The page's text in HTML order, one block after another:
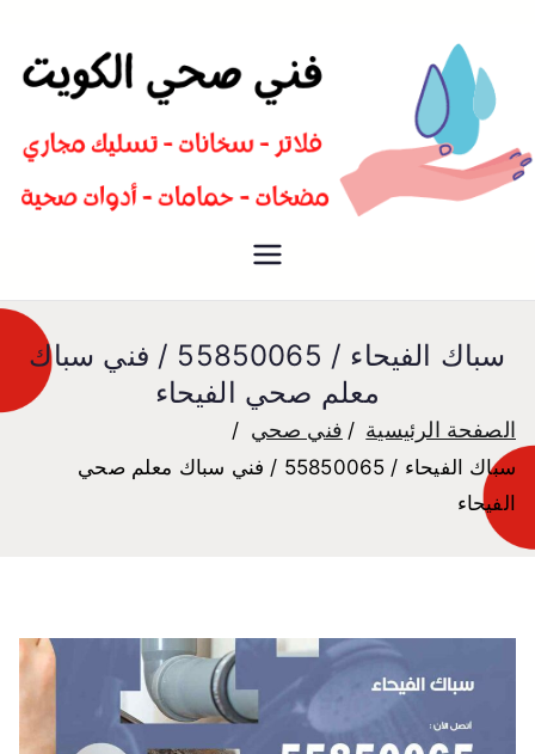
سباك صحي تسليك مجاري افضل
سباك الفيحاء / 55850065 / فني سباك
معلم صحي الفيحاء
الصفحة الرئيسية فني صحي
سباك الفيحاء / 55850065 / فني سباك معلم صحي
الفيحاء